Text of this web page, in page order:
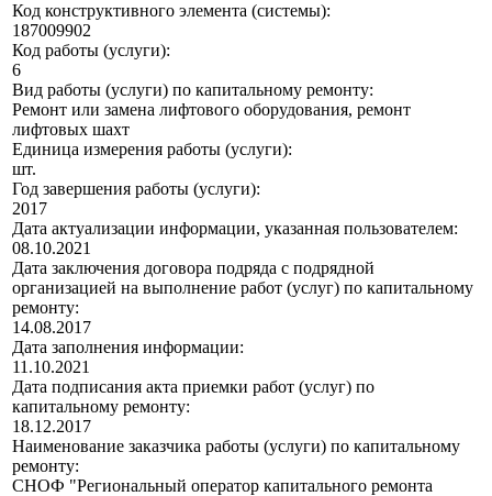
Код конструктивного элемента (системы):
187009902
Код работы (услуги):
6
Вид работы (услуги) по капитальному ремонту:
Ремонт или замена лифтового оборудования, ремонт
лифтовых шахт
Единица измерения работы (услуги):
шт.
Год завершения работы (услуги):
2017
Дата актуализации информации, указанная пользователем:
08.10.2021
Дата заключения договора подряда с подрядной
организацией на выполнение работ (услуг) по капитальному
ремонту:
14.08.2017
Дата заполнения информации:
11.10.2021
Дата подписания акта приемки работ (услуг) по
капитальному ремонту:
18.12.2017
Наименование заказчика работы (услуги) по капитальному
ремонту:
СНОФ "Региональный оператор капитального ремонта